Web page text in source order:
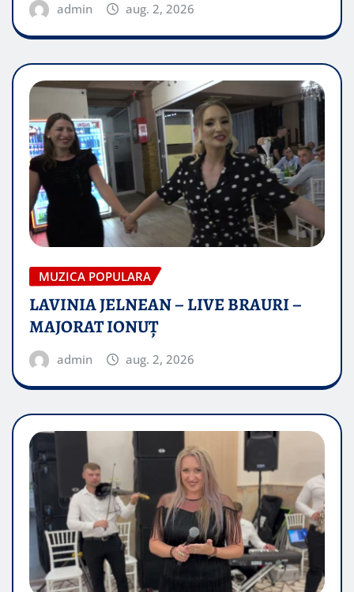
admin aug. 2, 2026
MUZICA POPULARA
LAVINIA JELNEAN – LIVE BRAURI –
MAJORAT IONUŢ
admin aug. 2, 2026